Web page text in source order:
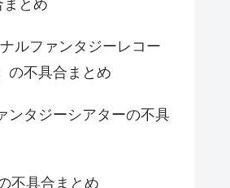
まとめ
ルファンタジーレコー
の不具合まとめ
ンタジーシアターの不具
不具合まとめ